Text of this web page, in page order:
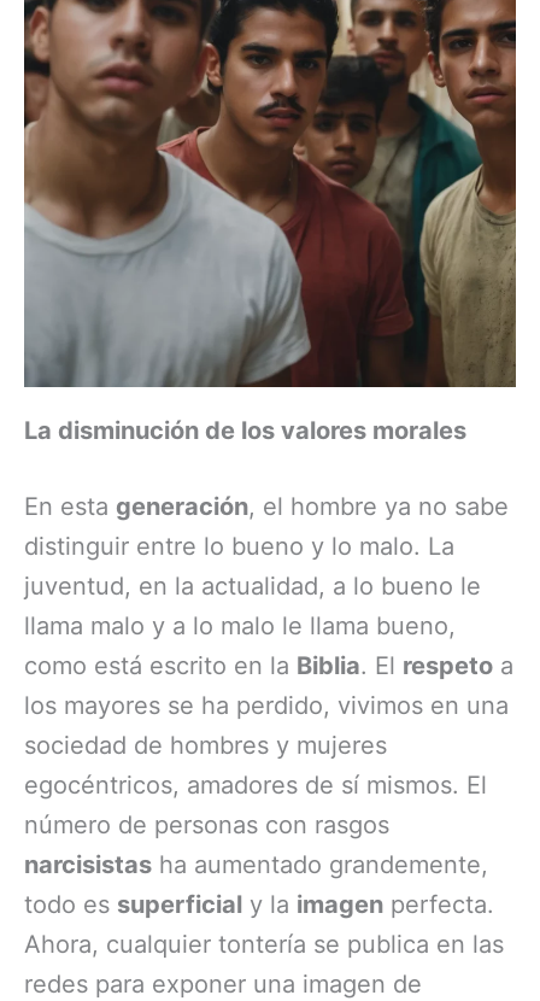
La disminución de los valores morales
En esta generación, el hombre ya no sabe
distinguir entre lo bueno y lo malo. La
juventud, en la actualidad, a lo bueno le
llama malo y a lo malo le llama bueno,
como está escrito en la Biblia. El respeto a
los mayores se ha perdido, vivimos en una
sociedad de hombres y mujeres
egocéntricos, amadores de sí mismos. El
número de personas con rasgos
narcisistas ha aumentado grandemente,
todo es superficial y la imagen perfecta.
Ahora, cualquier tontería se publica en las
redes para exponer una imagen de